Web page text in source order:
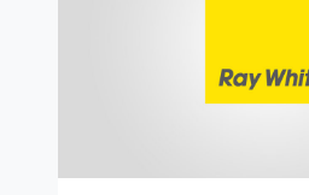
White Indonesia. Top Brand